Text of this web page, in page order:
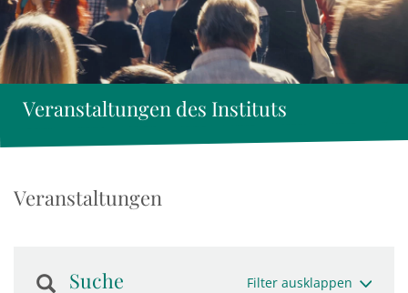
Veranstaltungen des Instituts
Veranstaltungen
Suche Filter ausklappen